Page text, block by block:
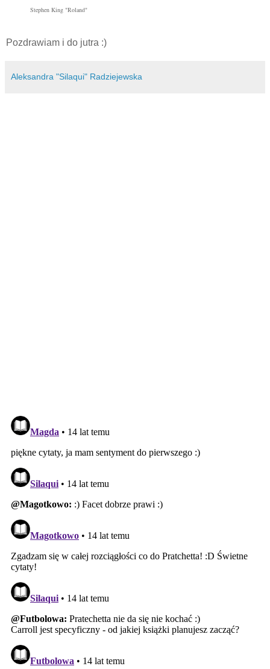
Stephen King "Roland"
Pozdrawiam i do jutra :)
Aleksandra "Silaqui" Radziejewska